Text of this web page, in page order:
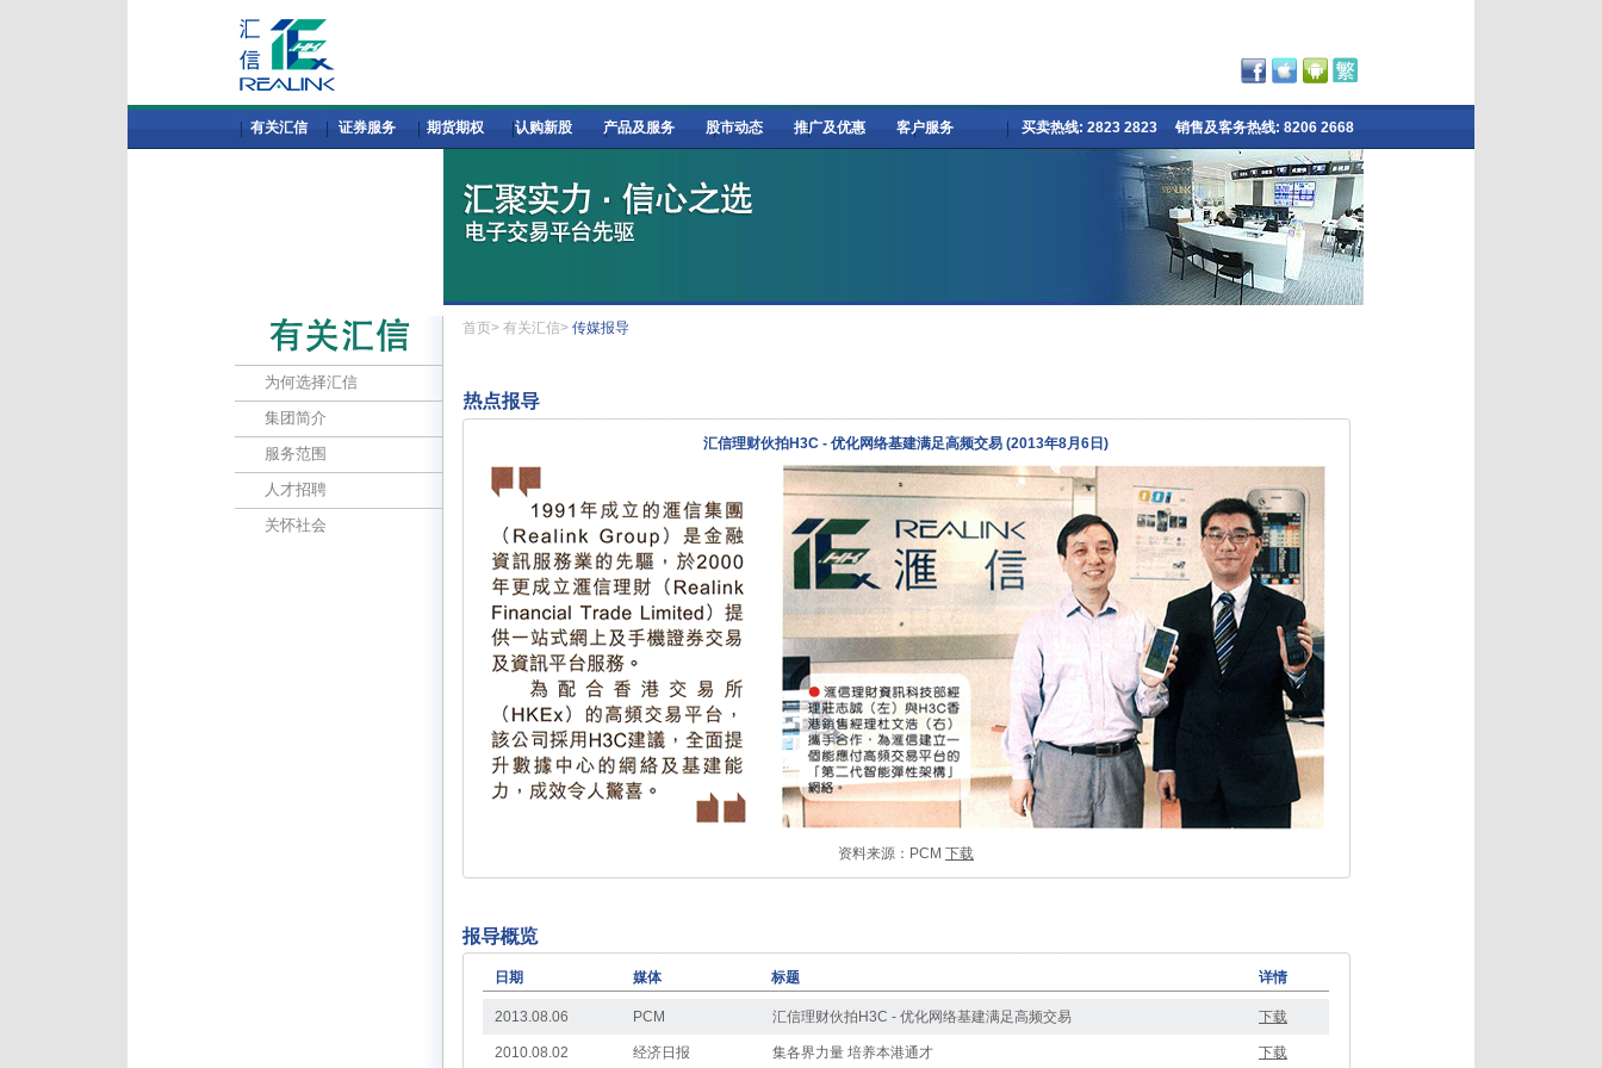
有关汇信 证券服务 期货期权 认购新股 产品及服务 股市动态 推广及优惠 客户服务 买卖热线: 2823 2823 销售及客务热线: 8206 2668
为何选择汇信
集团简介
服务范围
人才招聘
关怀社会
首页> 有关汇信>传媒报导
汇信理财伙拍H3C - 优化网络基建满足高频交易 (2013年8月6日)
资料来源：PCM 下载
日期 媒体 标题 详情
2013.08.06 PCM 汇信理财伙拍H3C - 优化网络基建满足高频交易 下载
2010.08.02 经济日报 集各界力量 培养本港通才 下载